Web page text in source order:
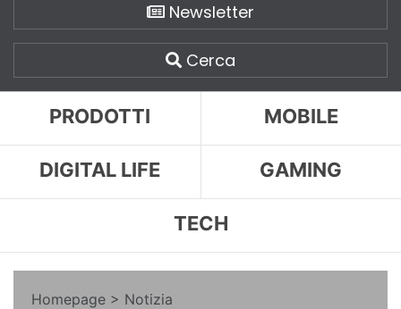
Newsletter
Cerca
PRODOTTI MOBILE
DIGITAL LIFE GAMING
TECH
Homepage > Notizia